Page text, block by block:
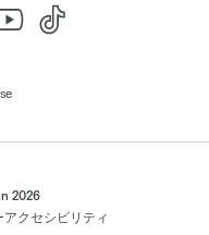
2026
アクセシビリティ